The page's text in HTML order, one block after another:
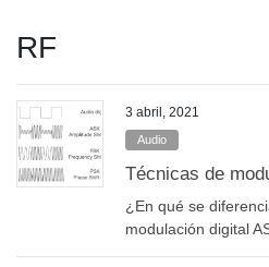
RF
3 abril, 2021
Audio
Técnicas de
¿En qué se
modulación digital